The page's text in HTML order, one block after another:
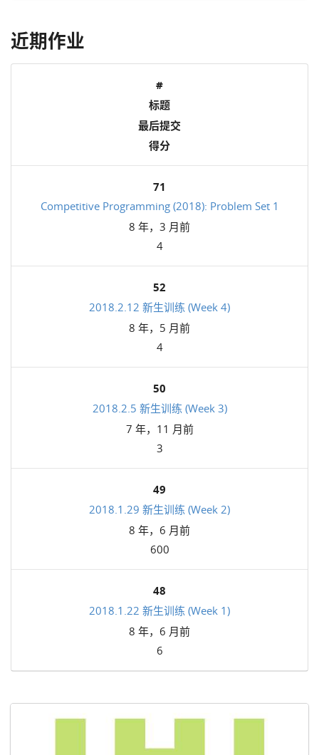
近期作业
#
标题
最后提交
得分
71
Competitive Programming (2018): Problem Set 1
8 年，3 月前
4
52
2018.2.12 新生训练 (Week 4)
8 年，5 月前
4
50
2018.2.5 新生训练 (Week 3)
7 年，11 月前
3
49
2018.1.29 新生训练 (Week 2)
8 年，6 月前
600
48
2018.1.22 新生训练 (Week 1)
8 年，6 月前
6